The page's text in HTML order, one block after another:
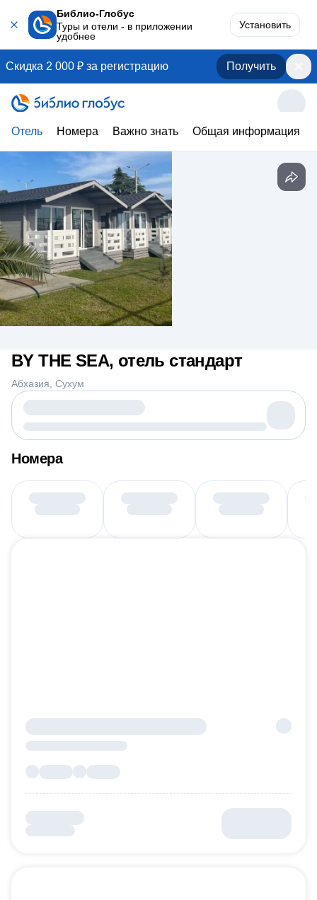
Библио-Глобус
Туры и отели - в приложении
удобнее
Установить
Скидка 2 000 ₽ за регистрацию Получить
Отель Номера Важно знать Общая информация
BY THE SEA, отель стандарт
Абхазия Сухум
Номера